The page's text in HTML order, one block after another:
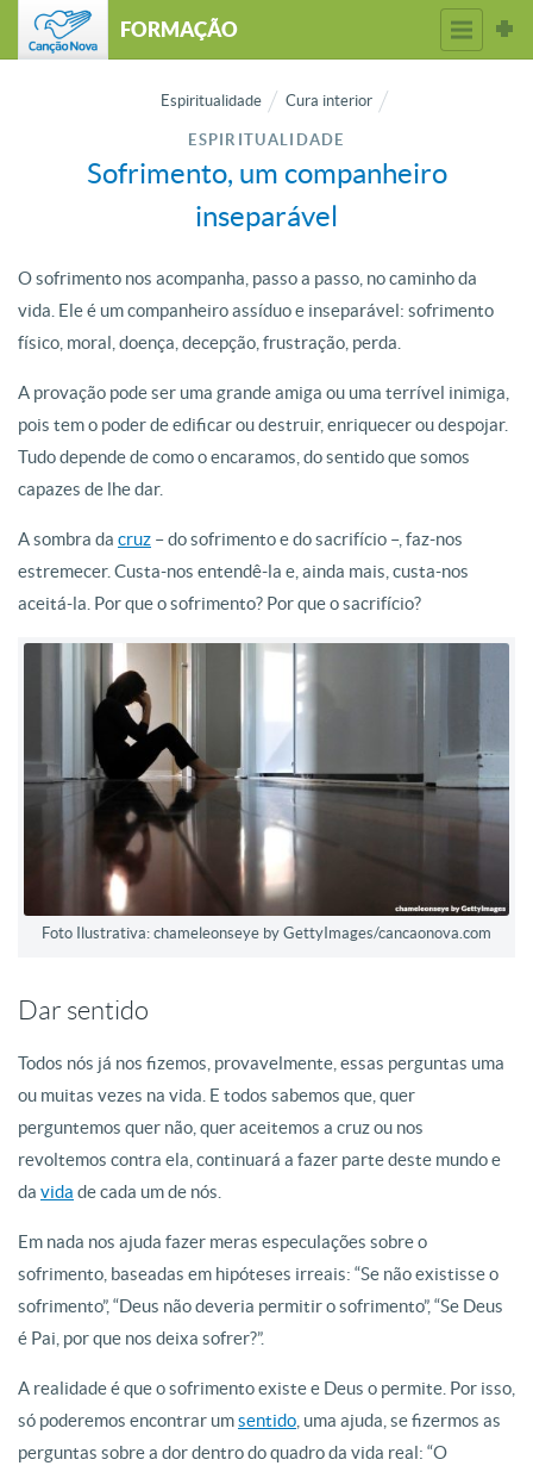
FORMAÇÃO
Espiritualidade Cura interior
ESPIRITUALIDADE
Sofrimento, um companheiro
inseparável
O sofrimento nos acompanha, passo a passo, no caminho da
vida. Ele é um companheiro assíduo e inseparável: sofrimento
físico, moral, doença, decepção, frustração, perda.
A provação pode ser uma grande amiga ou uma terrível inimiga,
pois tem o poder de edificar ou destruir, enriquecer ou despojar.
Tudo depende de como o encaramos, do sentido que somos
capazes de lhe dar.
A sombra da cruz – do sofrimento e do sacrifício –, faz-nos
estremecer. Custa-nos entendê-la e, ainda mais, custa-nos
aceitá-la. Por que o sofrimento? Por que o sacrifício?
Foto Ilustrativa: chameleonseye by GettyImages/cancaonova.com
Dar sentido
Todos nós já nos fizemos, provavelmente, essas perguntas uma
ou muitas vezes na vida. E todos sabemos que, quer
perguntemos quer não, quer aceitemos a cruz ou nos
revoltemos contra ela, continuará a fazer parte deste mundo e
da vida de cada um de nós.
Em nada nos ajuda fazer meras especulações sobre o
sofrimento, baseadas em hipóteses irreais: “Se não existisse o
sofrimento”, “Deus não deveria permitir o sofrimento”, “Se Deus
é Pai, por que nos deixa sofrer?”.
A realidade é que o sofrimento existe e Deus o permite. Por isso,
só poderemos encontrar umsentido, uma ajuda, se fizermos as
perguntas sobre a dor dentro do quadro da vida real: “O